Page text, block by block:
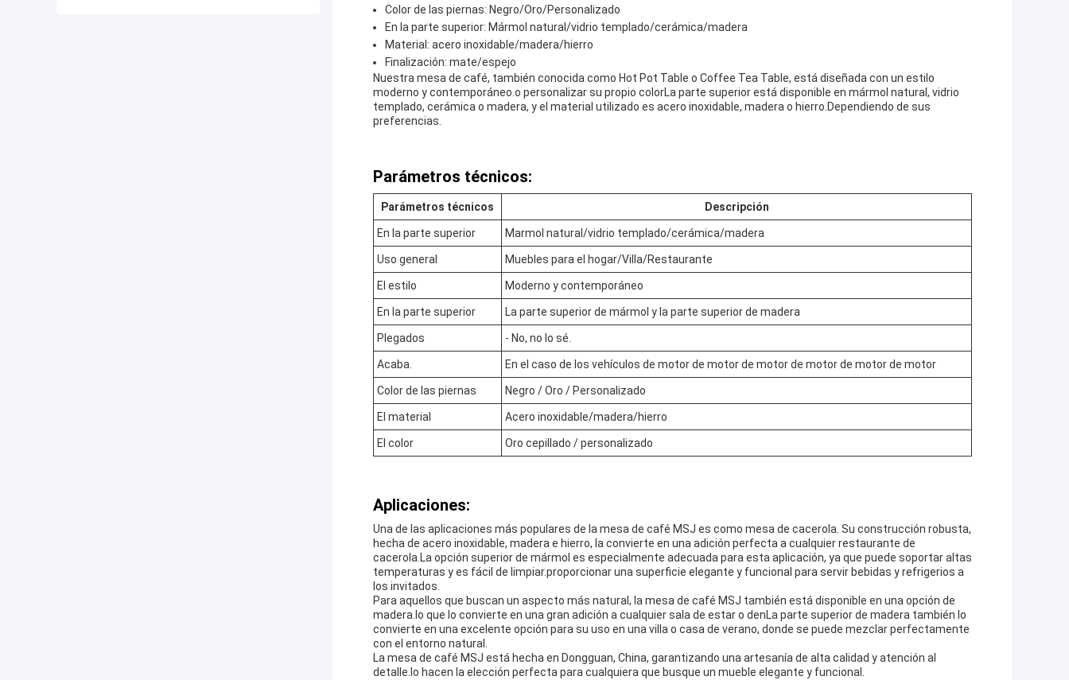
Color de las piernas: Negro/Oro/Personalizado
En la parte superior: Mármol natural/vidrio templado/cerámica/madera
Material: acero inoxidable/madera/hierro
Finalización: mate/espejo
Nuestra mesa de café, también conocida como Hot Pot Table o Coffee Tea Table, está diseñada con un estilo
moderno y contemporáneo.o personalizar su propio colorLa parte superior está disponible en mármol natural, vidrio
templado, cerámica o madera, y el material utilizado es acero inoxidable, madera o hierro.Dependiendo de sus
preferencias.
Parámetros técnicos:
Parámetros técnicos Descripción
En la parte superior Marmol natural/vidrio templado/cerámica/madera
Uso general Muebles para el hogar/Villa/Restaurante
El estilo Moderno y contemporáneo
En la parte superior La parte superior de mármol y la parte superior de madera
Plegados - No, no lo sé.
Acaba. En el caso de los vehículos de motor de motor de motor de motor de motor de motor
Color de las piernas Negro / Oro / Personalizado
El material Acero inoxidable/madera/hierro
El color Oro cepillado / personalizado
Aplicaciones:
Una de las aplicaciones más populares de la mesa de café MSJ es como mesa de cacerola. Su construcción robusta,
hecha de acero inoxidable, madera e hierro, la convierte en una adición perfecta a cualquier restaurante de
cacerola.La opción superior de mármol es especialmente adecuada para esta aplicación, ya que puede soportar altas
temperaturas y es fácil de limpiar.proporcionar una superficie elegante y funcional para servir bebidas y refrigerios a
los invitados.
Para aquellos que buscan un aspecto más natural, la mesa de café MSJ también está disponible en una opción de
madera.lo que lo convierte en una gran adición a cualquier sala de estar o denLa parte superior de madera también lo
convierte en una excelente opción para su uso en una villa o casa de verano, donde se puede mezclar perfectamente
con el entorno natural.
La mesa de café MSJ está hecha en Dongguan, China, garantizando una artesanía de alta calidad y atención al
detalle.lo hacen la elección perfecta para cualquiera que busque un mueble elegante y funcional.